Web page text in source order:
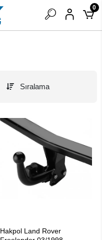
0
Sıralama
Hakpol Land Rover